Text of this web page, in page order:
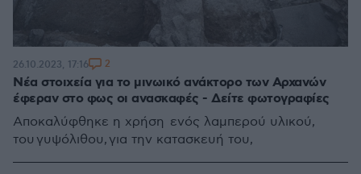
Νέα στοιχεία για το μινωικό ανάκτορο των Αρχανών
έφεραν στο φως οι ανασκαφές - Δείτε φωτογραφίες
Αποκαλύφθηκε η χρήση ενός λαμπερού υλικού,
του γυψόλιθου, για την κατασκευή του,
26.10.2023, 17:16 2